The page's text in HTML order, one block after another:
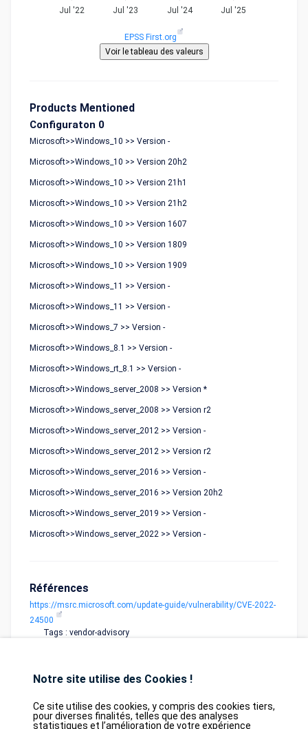
Jul '22 Jul '23 Jul '24 Jul '25
EPSS First.org
Products Mentioned
Configuraton 0
Microsoft>>Windows_10 >> Version -
Microsoft>>Windows_10 >> Version 20h2
Microsoft>>Windows_10 >> Version 21h1
Microsoft>>Windows_10 >> Version 21h2
Microsoft>>Windows_10 >> Version 1607
Microsoft>>Windows_10 >> Version 1809
Microsoft>>Windows_10 >> Version 1909
Microsoft>>Windows_11 >> Version -
Microsoft>>Windows_11 >> Version -
Microsoft>>Windows_7 >> Version -
Microsoft>>Windows_8.1 >> Version -
Microsoft>>Windows_rt_8.1 >> Version -
Microsoft>>Windows_server_2008 >> Version *
Microsoft>>Windows_server_2008 >> Version r2
Microsoft>>Windows_server_2012 >> Version -
Microsoft>>Windows_server_2012 >> Version r2
Microsoft>>Windows_server_2016 >> Version -
Microsoft>>Windows_server_2016 >> Version 20h2
Microsoft>>Windows_server_2019 >> Version -
Microsoft>>Windows_server_2022 >> Version -
Références
https://msrc.microsoft.com/update-guide/vulnerability/CVE-2022-
24500
Tags : vendor-advisory
Notre site utilise des Cookies !
Ce site utilise des cookies, y compris des cookies tiers,
pour diverses finalités, telles que des analyses
statistiques et l’amélioration de votre expérience